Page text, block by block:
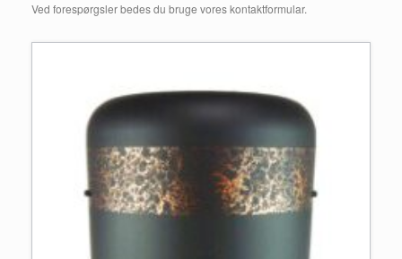
Ved forespørgsler bedes du bruge vores kontaktformular.